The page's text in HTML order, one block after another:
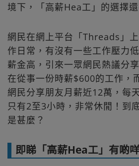
境下，「高薪Hea工」的選擇
網民在網上平台「Threads」
作日常，有沒有一些工作壓力
薪金高，引來一眾網民熱議分
在從事一份時薪$600的工作，
網民分享朋友月薪近12萬，每
只有2至3小時，非常休閒！到
是甚麼？
即睇「高薪Hea工」有啲